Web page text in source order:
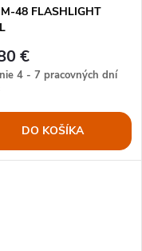
48 FLASHLIGHT
€
4 - 7 pracovných dní
DO KOŠÍKA